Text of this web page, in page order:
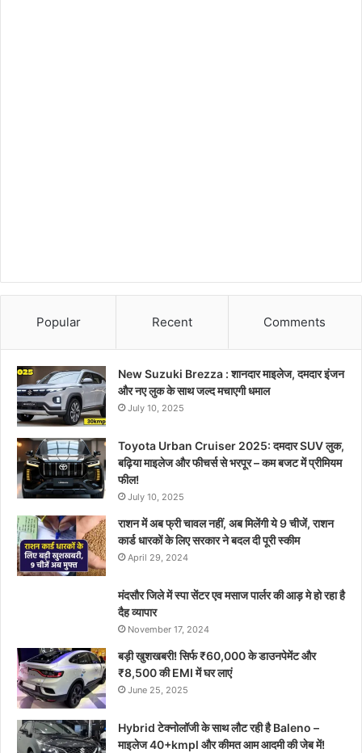
Popular Recent Comments
New Suzuki Brezza : शानदार माइलेज, दमदार इंजन
और नए लुक के साथ जल्द मचाएगी धमाल
July 10, 2025
Toyota Urban Cruiser 2025: दमदार SUV लुक,
बढ़िया माइलेज और फीचर्स से भरपूर – कम बजट में प्रीमियम
फील!
July 10, 2025
राशन में अब फ्री चावल नहीं, अब मिलेंगी ये 9 चीजें, राशन
कार्ड धारकों के लिए सरकार ने बदल दी पूरी स्कीम
April 29, 2024
मंदसौर जिले में स्पा सेंटर एव मसाज पार्लर की आड़ मे हो रहा है
दैह व्यापार
November 17, 2024
बड़ी खुशखबरी! सिर्फ ₹60,000 के डाउनपेमेंट और
₹8,500 की EMI में घर लाएं
June 25, 2025
Hybrid टेक्नोलॉजी के साथ लौट रही है Baleno –
माइलेज 40+kmpl और कीमत आम आदमी की जेब में!